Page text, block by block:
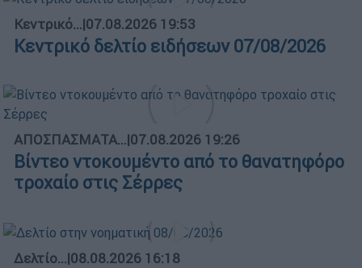
Κεντρικό...|07.08.2026 19:53
Κεντρικό δελτίο ειδήσεων 07/08/2026
ΑΠΟΣΠΑΣΜΑΤΑ...|07.08.2026 19:26
Βίντεο ντοκουμέντο από το θανατηφόρο
τροχαίο στις Σέρρες
Δελτίο...|08.08.2026 16:18